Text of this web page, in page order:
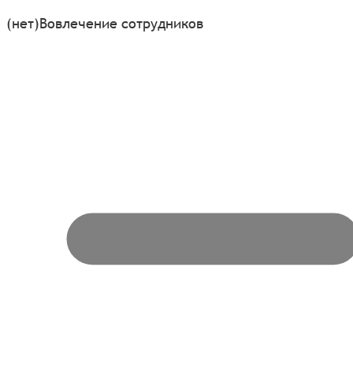
(нет)Вовлечение сотрудников